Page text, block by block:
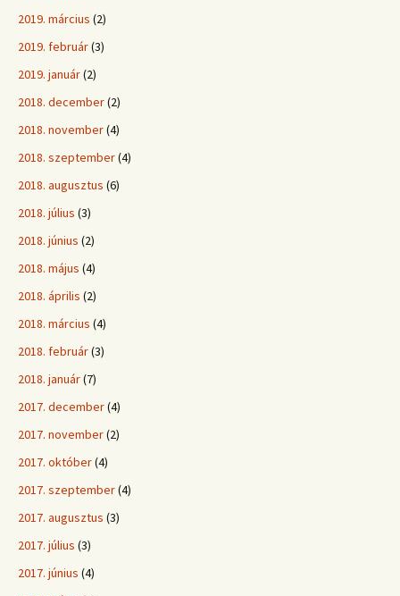
2019. március (2)
2019. február(3)
2019. január(2)
2018. december(2)
2018. november(4)
2018. szeptember(4)
2018. augusztus (6)
2018. július (3)
2018. június (2)
2018. május (4)
2018. április (2)
2018. március (4)
2018. február(3)
2018. január(7)
2017. december(4)
2017. november(2)
2017. október(4)
2017. szeptember(4)
2017. augusztus (3)
2017. július (3)
2017. június (4)